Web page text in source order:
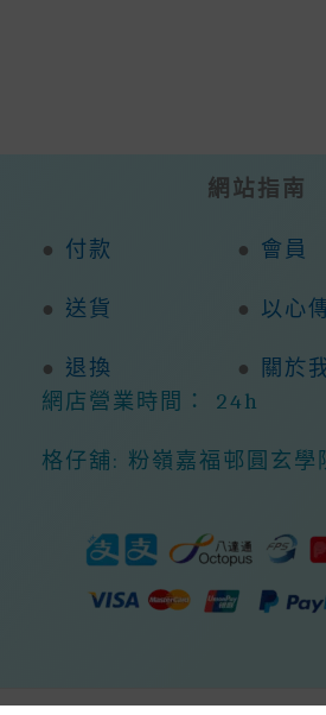
網站指南
● 付款 ● 會員
● 送貨 ● 以心
● 退換 ●
關於
網店營業時間： 24h
格仔舖: 粉嶺嘉福邨圓玄學